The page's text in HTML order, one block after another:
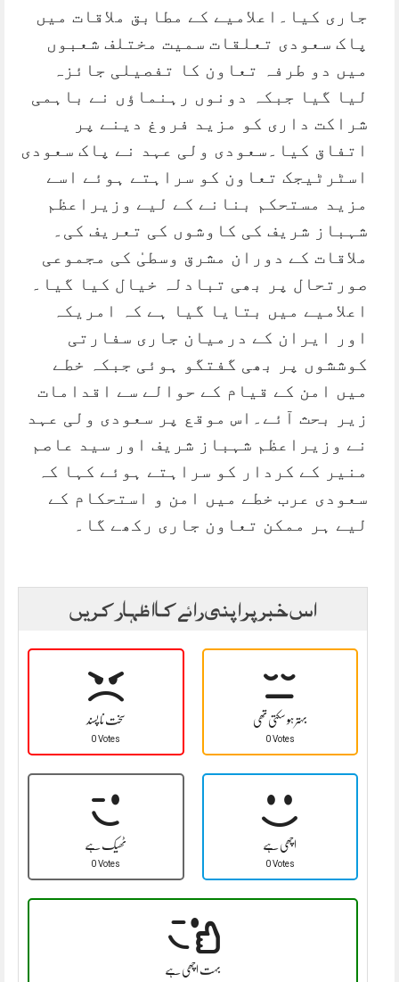
جاری کیا۔اعلامیے کے مطابق ملاقات میں
پاک سعودی تعلقات سمیت مختلف شعبوں
میں دو طرفہ تعاون کا تفصیلی جائزہ
لیا گیا جبکہ دونوں رہنماؤں نے باہمی
شراکت داری کو مزید فروغ دینے پر
اتفاق کیا۔سعودی ولی عہد نے پاک سعودی
اسٹرٹیجک تعاون کو سراہتے ہوئے اسے
مزید مستحکم بنانے کے لیے وزیراعظم
شہباز شریف کی کاوشوں کی تعریف کی۔
ملاقات کے دوران مشرق وسطیٰ کی مجموعی
صورتحال پر بھی تبادلہ خیال کیا گیا۔
اعلامیے میں بتایا گیا ہے کہ امریکہ
اور ایران کے درمیان جاری سفارتی
کوششوں پر بھی گفتگو ہوئی جبکہ خطے
میں امن کے قیام کے حوالے سے اقدامات
زیر بحث آئے۔اس موقع پر سعودی ولی عہد
نے وزیراعظم شہباز شریف اور سید عاصم
منیر کے کردار کو سراہتے ہوئے کہا کہ
سعودی عرب خطے میں امن و استحکام کے
لیے ہر ممکن تعاون جاری رکھے گا۔
اس خبر پر اپنی رائے کا اظہار کریں
سخت نا پسند
0 Votes
بہتر ہو سکتی تھی
0 Votes
ٹھیک ہے
0 Votes
اچھی ہے
0 Votes
بہت اچھی ہے